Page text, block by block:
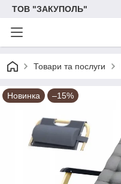
ТОВ "ЗАКУПОЛЬ"
Товари та послуги
Новинка –15%